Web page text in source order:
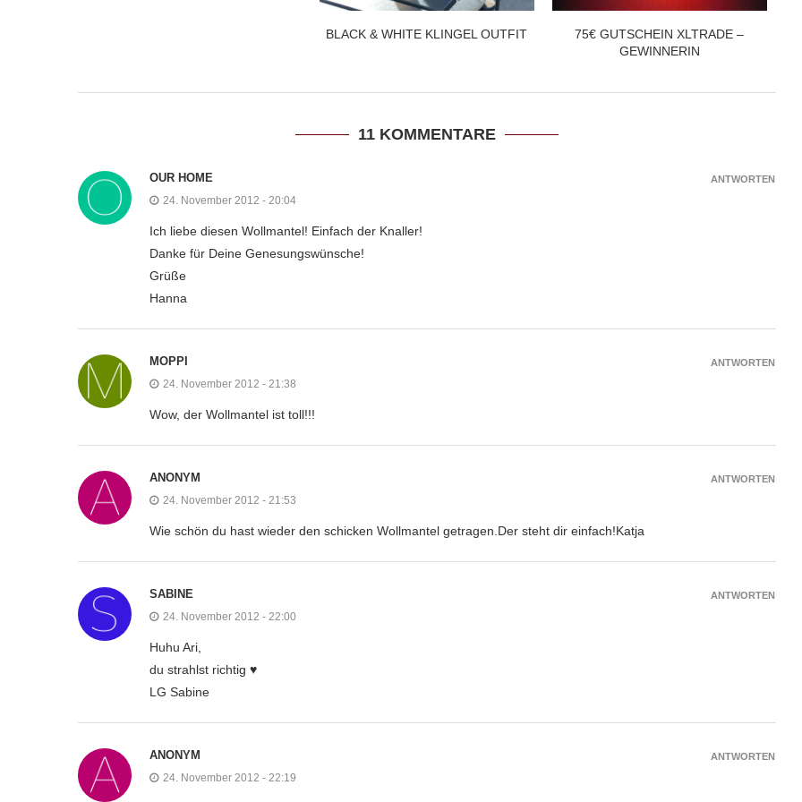
BLACK & WHITE KLINGEL OUTFIT
75€ GUTSCHEIN XLTRADE –
GEWINNERIN
11 KOMMENTARE
OUR HOME
24. November 2012 - 20:04
Ich liebe diesen Wollmantel! Einfach der Knaller!
Danke für Deine Genesungswünsche!
Grüße
Hanna
ANTWORTEN
MOPPI
24. November 2012 - 21:38
Wow, der Wollmantel ist toll!!!
ANTWORTEN
ANONYM
24. November 2012 - 21:53
Wie schön du hast wieder den schicken Wollmantel getragen.Der steht dir einfach!Katja
ANTWORTEN
SABINE
24. November 2012 - 22:00
Huhu Ari,
du strahlst richtig ♥
LG Sabine
ANTWORTEN
ANONYM
24. November 2012 - 22:19
ANTWORTEN